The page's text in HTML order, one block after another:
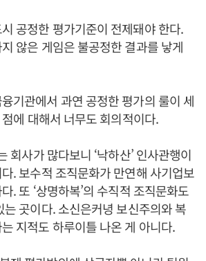
공정한 평가기준이 전제돼야 한다.
않은 게임은 불공정한 결과를 낳게
기관에서 과연 공정한 평가의 룰이 세
에 대해서 너무도 회의적이다.
회사가 많다보니 ‘낙하산’ 인사관행이
. 보수적 조직문화가 만연해 사기업보
. 또 ‘상명하복’의 수직적 조직문화도
는 곳이다. 소신은커녕 보신주의와 복
지적도 하루이틀 나온 게 아니다.